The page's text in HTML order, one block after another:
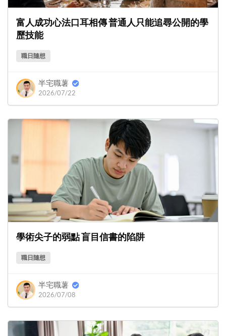
富人成功心法口耳相傳 普通人只能追尋公開的學
歷技能
職日隨想
半宅職薯
2026/07/22
學術尖子的弱點 盲目信書的陷阱
職日隨想
半宅職薯
2026/07/08